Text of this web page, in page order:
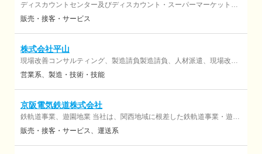
ディスカウントセンター及びディスカウント・スーパーマーケットの
経営
販売・接客・サービス
株式会社平山
現場改善コンサルティング、製造請負製造請負、人材派遣、現場改善
コンサルティング、Iotソリューション
営業系 製造・技術・技能
京阪電気鉄道株式会社
鉄軌道事業、遊園地業 当社は、関西地域に根差した鉄軌道事業・遊園
地業を展開しています。開業から100年以上、大阪から京都、滋賀ま
車。他にも、「ひらパー兄さん」でお馴染みの遊園地・ひらかたパー
販売・接客・サービス 運送系